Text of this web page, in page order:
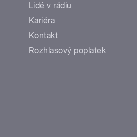
Lidé v rádiu
Kariéra
Kontakt
Rozhlasový poplatek